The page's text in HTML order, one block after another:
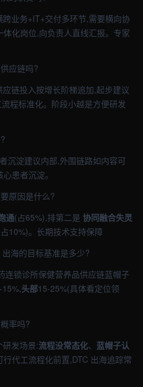
业务+IT+交付多环节,需要横向协
化岗位,向负责人直线汇报。专家
应链吗?
链投入按增长阶梯追加,起步建议
程标准化。阶段小越是方便研发
沉淀建议内部,外围链路如内容可
患者沉淀。
原因是什么?
通(占65%),排第二是 协同融合失灵
10%)。长期技术支持保障
海的目标基准是多少?
连锁诊所保健营养品供应链蓝帽子
15%,头部15-25%(具体看定位领
率吗?
发场景:流程没常态化、 蓝帽子认
行代工流程化前置,DTC 出海追踪常